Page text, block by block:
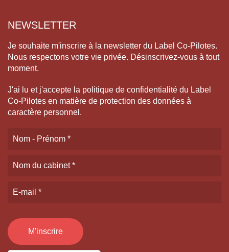
NEWSLETTER
Je souhaite m'inscrire à la newsletter du Label Co-Pilotes.
Nous respectons votre vie privée. Désinscrivez-vous à tout
moment.
J'ai lu et j'accepte la politique de confidentialité du Label
Co-Pilotes en matière de protection des données à
caractère personnel.